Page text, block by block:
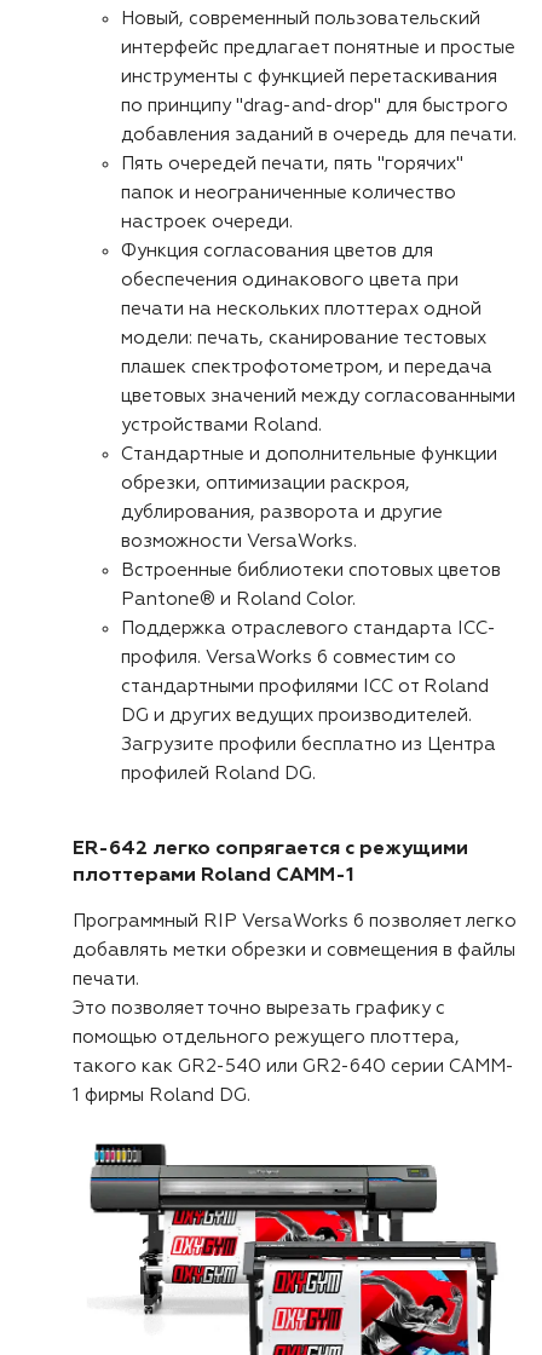
Новый, современный пользовательский
интерфейс предлагает понятные и простые
инструменты с функцией перетаскивания
по принципу "drag-and-drop" для быстрого
добавления заданий в очередь для печати.
Пять очередей печати, пять "горячих"
папок и неограниченные количество
настроек очереди.
Функция согласования цветов для
обеспечения одинакового цвета при
печати на нескольких плоттерах одной
модели: печать, сканирование тестовых
плашек спектрофотометром, и передача
цветовых значений между согласованными
устройствами Roland.
Стандартные и дополнительные функции
обрезки, оптимизации раскроя,
дублирования, разворота и другие
возможности VersaWorks.
Встроенные библиотеки спотовых цветов
Pantone® и Roland Color.
Поддержка отраслевого стандарта ICC-
профиля. VersaWorks 6 совместим со
стандартными профилями ICC от Roland
DG и других ведущих производителей.
Загрузите профили бесплатно из Центра
профилей Roland DG.
ER-642 легко сопрягается с режущими
плоттерами Roland CAMM-1
Программный RIP VersaWorks 6 позволяет легко
добавлять метки обрезки и совмещения в файлы
печати.
Это позволяет точно вырезать графику с
помощью отдельного режущего плоттера,
такого как GR2-540 или GR2-640 серии CAMM-
1 фирмы Roland DG.